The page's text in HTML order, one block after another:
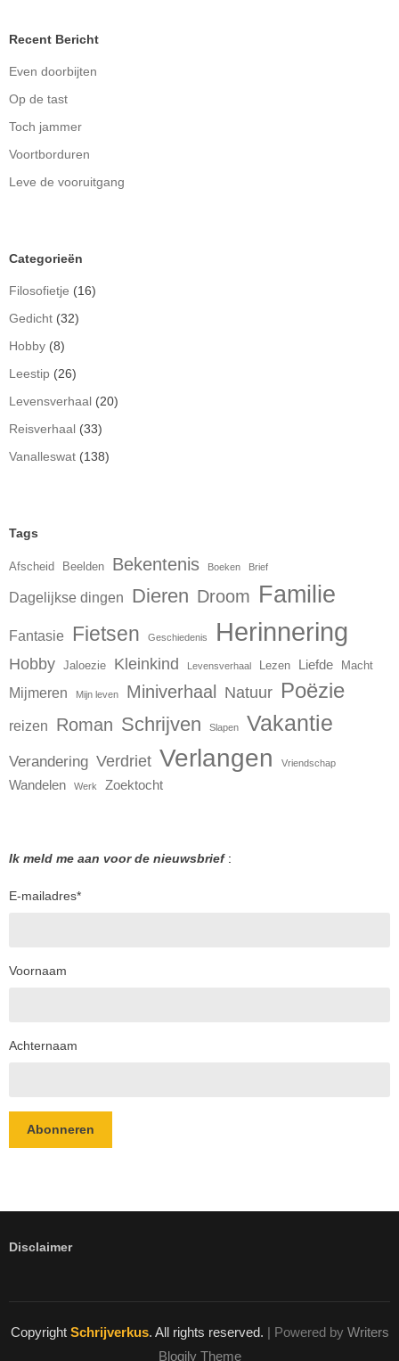
Recent Bericht
Even doorbijten
Op de tast
Toch jammer
Voortborduren
Leve de vooruitgang
Categorieën
Filosofietje (16)
Gedicht (32)
Hobby (8)
Leestip (26)
Levensverhaal (20)
Reisverhaal (33)
Vanalleswat (138)
Tags
Afscheid Beelden Bekentenis Boeken Brief
Dagelijkse dingen Dieren Droom Familie
Fantasie Fietsen Geschiedenis Herinnering
Hobby Jaloezie Kleinkind Levensverhaal Lezen Liefde Macht
Mijmeren Mijn leven Miniverhaal Natuur Poëzie
reizen Roman Schrijven Slapen Vakantie
Verandering Verdriet Verlangen Vriendschap
Wandelen Werk Zoektocht
Ik meld me aan voor de nieuwsbrief:
E-mailadres*
Voornaam
Achternaam
Abonneren
Disclaimer
Copyright Schrijverkus. All rights reserved. | Powered by Writers
Blogily Theme